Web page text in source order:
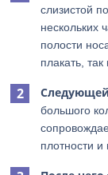
слизистой
нескольких
полости
плакать,
большого
плотности и